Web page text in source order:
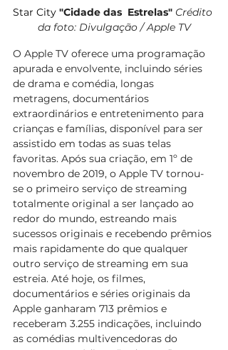
Star City "Cidade das  Estrelas" Crédito
da foto: Divulgação / Apple TV
O Apple TV oferece uma programação
apurada e envolvente, incluindo séries
de drama e comédia, longas
metragens, documentários
extraordinários e entretenimento para
crianças e famílias, disponível para ser
assistido em todas as suas telas
favoritas. Após sua criação, em 1º de
novembro de 2019, o Apple TV tornou-
se o primeiro serviço de streaming
totalmente original a ser lançado ao
redor do mundo, estreando mais
sucessos originais e recebendo prêmios
mais rapidamente do que qualquer
outro serviço de streaming em sua
estreia. Até hoje, os filmes,
documentários e séries originais da
Apple ganharam 713 prêmios e
receberam 3.255 indicações, incluindo
as comédias multivencedoras do